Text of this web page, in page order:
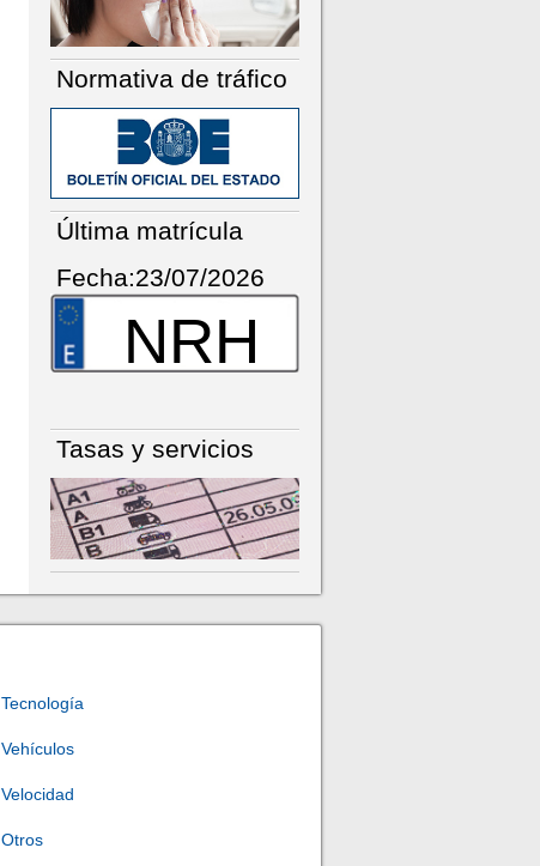
Normativa de tráfico
Última matrícula
Fecha:23/07/2026
NRH
Tasas y servicios
Tecnología
Vehículos
Velocidad
Otros